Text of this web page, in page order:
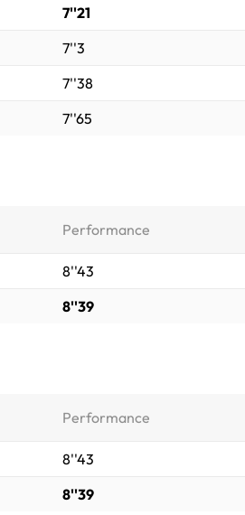
7''21
7''3
7''38
7''65
Performance
8''43
8''39
Performance
8''43
8''39